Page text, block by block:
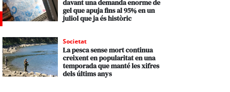
davant una demanda enorme de
gel que apuja fins al 95% en un
juliol que ja és històric
Societat
La pesca sense mort continua
creixent en popularitat en una
temporada que manté les xifres
dels últims anys